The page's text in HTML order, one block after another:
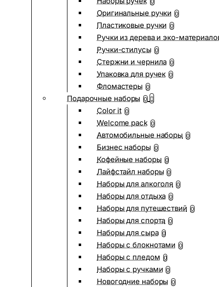
0
Оригинальные ручки 0
Пластиковые ручки 0
Ручки из дерева и эко-
Ручки-стилусы 0
Стержни и чернила 0
Упаковка для ручек 0
Фломастеры 0
Подарочные наборы 0
Color it 0
Welcome pack 0
Автомобильные наборы 0
Бизнес наборы 0
Кофейные наборы 0
Лайфстайл наборы 0
Наборы для алкоголя 0
Наборы для отдыха 0
Наборы для путешествий 0
Наборы для спорта 0
Наборы для сыра 0
Наборы с блокнотами 0
Наборы с пледом 0
Наборы с ручками 0
Новогодние наборы 0